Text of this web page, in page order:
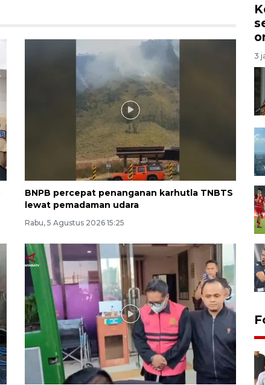
BNPB percepat penanganan karhutla TNBTS
lewat pemadaman udara
Rabu, 5 Agustus 2026 15:25
3